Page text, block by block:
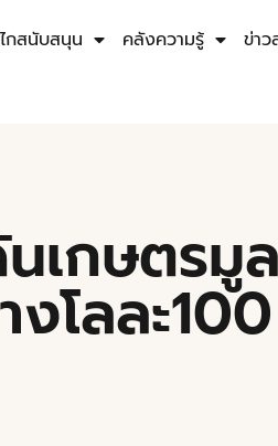
กสนับสนุน คลังความรู้ ข่าว
กษตรมู
โลละ100